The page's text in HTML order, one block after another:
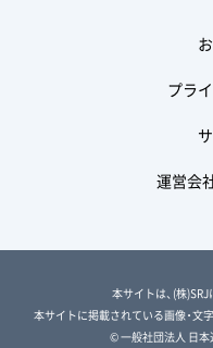
プラ
運営会
本サイトは、(株
本サイトに掲載されている画像・文
© 一般社団法人 日